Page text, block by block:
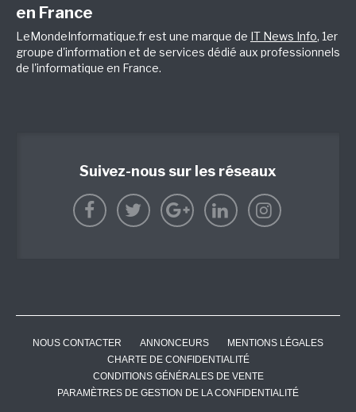
en France
LeMondeInformatique.fr est une marque de IT News Info, 1er
groupe d'information et de services dédié aux professionnels
de l'informatique en France.
Suivez-nous sur les réseaux
NOUS CONTACTER ANNONCEURS
MENTIONS LÉGALES
CHARTE DE CONFIDENTIALITÉ
CONDITIONS GÉNÉRALES DE VENTE
PARAMÈTRES DE GESTION DE LA CONFIDENTIALITÉ